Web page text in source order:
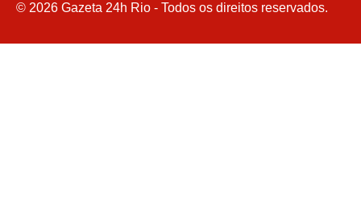
© 2026 Gazeta 24h Rio - Todos os direitos reservados.